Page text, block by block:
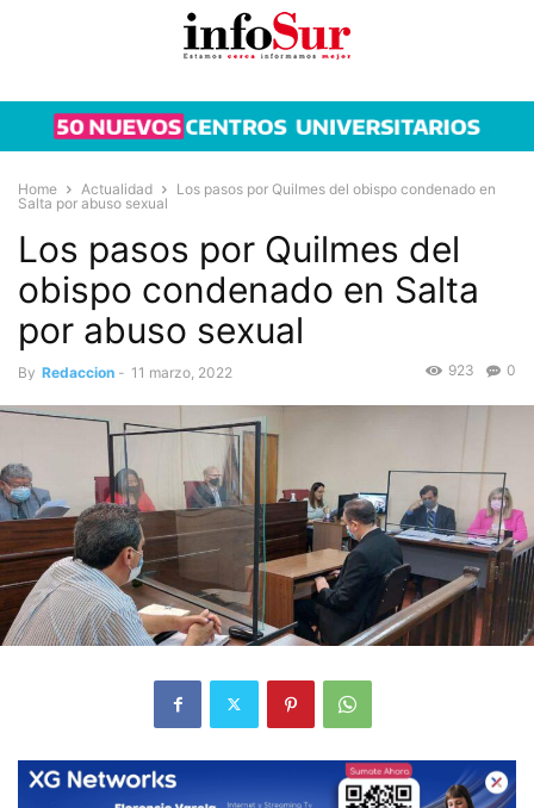
Home Actualidad
Los pasos por Quilmes del obispo condenado en
Salta por abuso sexual
Los pasos por Quilmes del
obispo condenado en Salta
por abuso sexual
By Redaccion - 11 marzo, 2022 0
923